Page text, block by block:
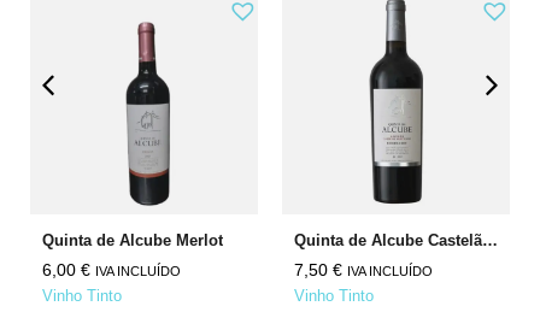
Quinta de Alcube Merlot
6,00 € IVA INCLUÍDO
Vinho Tinto
Quinta de Alcube Castelão Cabernet Sauvignon
7,50 € IVA INCLUÍDO
Vinho Tinto